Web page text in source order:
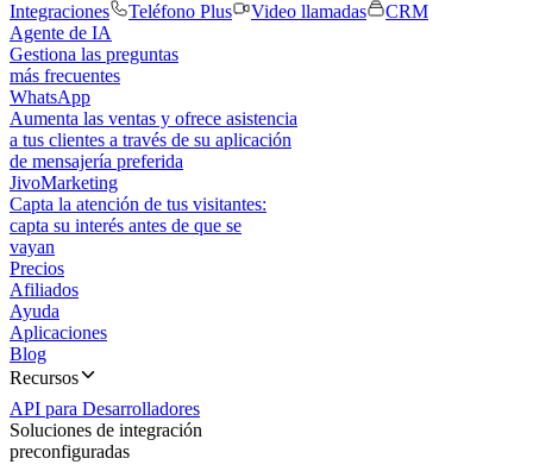
Integraciones
Teléfono Plus Video llamadas
CRM
Agente de IA
Gestiona las preguntas
más frecuentes
WhatsApp
Aumenta las ventas y ofrece asistencia
a tus clientes a través de su aplicación
de mensajería preferida
JivoMarketing
Capta la atención de tus visitantes:
capta su interés antes de que se
vayan
Precios
Afiliados
Ayuda
Aplicaciones
Blog
Recursos
API para Desarrolladores
Soluciones de integración
preconfiguradas